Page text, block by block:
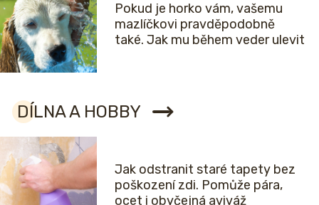
Pokud je horko vám, vašemu
mazlíčkovi pravděpodobně
také. Jak mu během veder ulevit
DÍLNA A HOBBY
Jak odstranit staré tapety bez
poškození zdi. Pomůže pára,
ocet i obyčejná aviváž